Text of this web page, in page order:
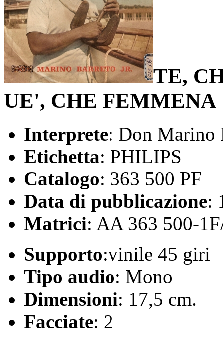
TE,
UE', CHE FEMMENA
Interprete: Don Marino
Etichetta: PHILIPS
Catalogo: 363 500 PF
Data di pubblicazione:
Matrici: AA 363 500-
Supporto:vinile 45 giri
Tipo audio: Mono
Dimensioni: 17,5 cm.
Facciate: 2